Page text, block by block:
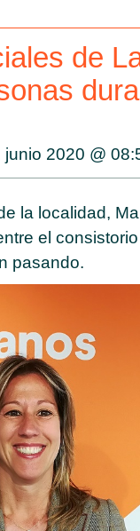
de
2020 @
la localidad,
el
pasando.